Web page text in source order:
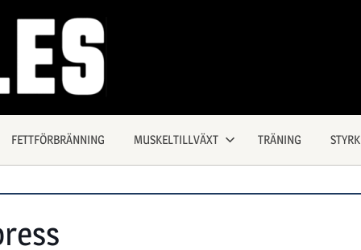
FETTFÖRBRÄNNING MUSKELTILLVÄXT TRÄNING